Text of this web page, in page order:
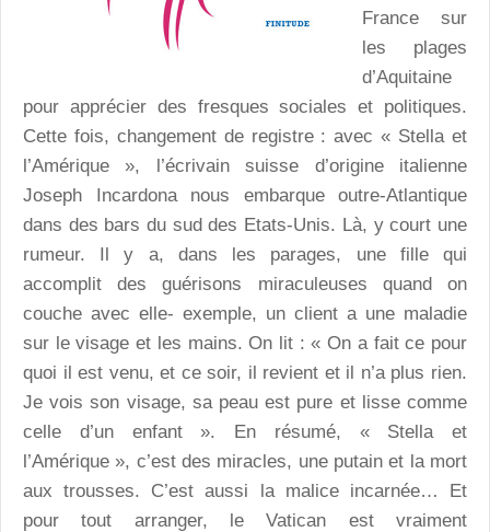
France sur
les plages
d’Aquitaine
pour apprécier des fresques sociales et politiques.
Cette fois, changement de registre : avec « Stella et
l’Amérique », l’écrivain suisse d’origine italienne
Joseph Incardona nous embarque outre-Atlantique
dans des bars du sud des Etats-Unis. Là, y court une
rumeur. Il y a, dans les parages, une fille qui
accomplit des guérisons miraculeuses quand on
couche avec elle- exemple, un client a une maladie
sur le visage et les mains. On lit : « On a fait ce pour
quoi il est venu, et ce soir, il revient et il n’a plus rien.
Je vois son visage, sa peau est pure et lisse comme
celle d’un enfant ». En résumé, « Stella et
l’Amérique », c’est des miracles, une putain et la mort
aux trousses. C’est aussi la malice incarnée… Et
pour tout arranger, le Vatican est vraiment